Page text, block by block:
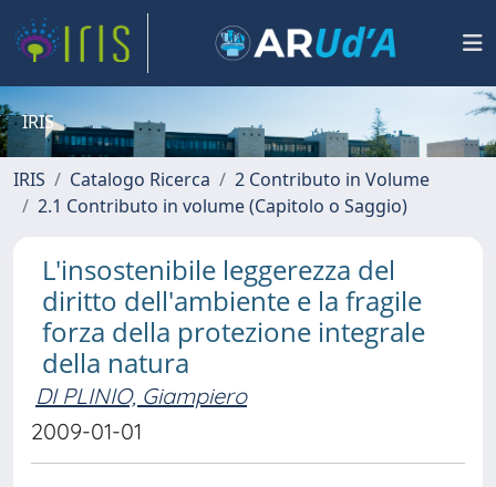
IRIS
IRIS Catalogo Ricerca
2 Contributo in Volume
2.1 Contributo in volume (Capitolo o Saggio)
L'insostenibile leggerezza del
diritto dell'ambiente e la fragile
forza della protezione integrale
della natura
DI PLINIO, Giampiero
2009-01-01